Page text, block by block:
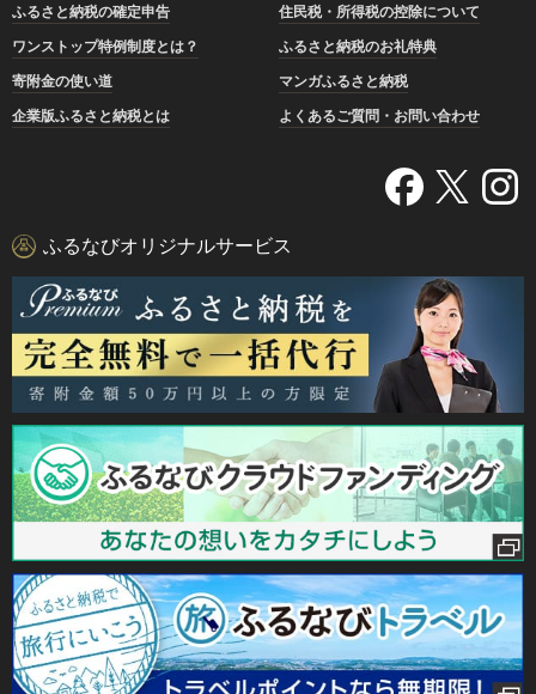
ふるさと納税の確定申告
住民税・所得税の控除について
ワンストップ特例制度とは？
ふるさと納税のお礼特典
寄附金の使い道
マンガふるさと納税
企業版ふるさと納税とは
よくあるご質問・お問い合わせ
ふるなびオリジナルサービス